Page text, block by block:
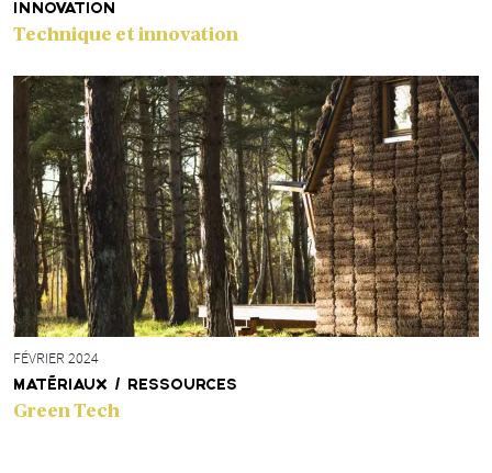
INNOVATION
Technique et innovation
FÉVRIER 2024
MATÉRIAUX / RESSOURCES
Green Tech